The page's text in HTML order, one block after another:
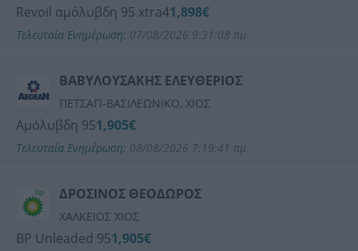
Revoil αμόλυβδη 95 xtra41,898€
Τελευταία Ενημέρωση: 07/08/2026 9:31:08 πμ
ΒΑΒΥΛΟΥΣΑΚΗΣ ΕΛΕΥΘΕΡΙΟΣ
ΠΕΤΣΑΓΙ-ΒΑΣΙΛΕΩΝΙΚΟ, ΧΙΟΣ
Αμόλυβδη 951,905€
Τελευταία Ενημέρωση: 08/08/2026 7:19:41 πμ
ΔΡΟΣΙΝΟΣ ΘΕΟΔΩΡΟΣ
ΧΑΛΚΕΙΟΣ ΧΙΟΣ
BP Unleaded 951,905€